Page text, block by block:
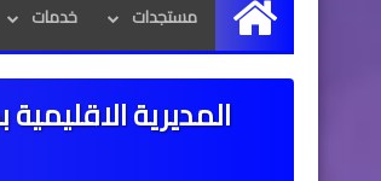
الرئيسية
مستجدات خدمات
المديرية